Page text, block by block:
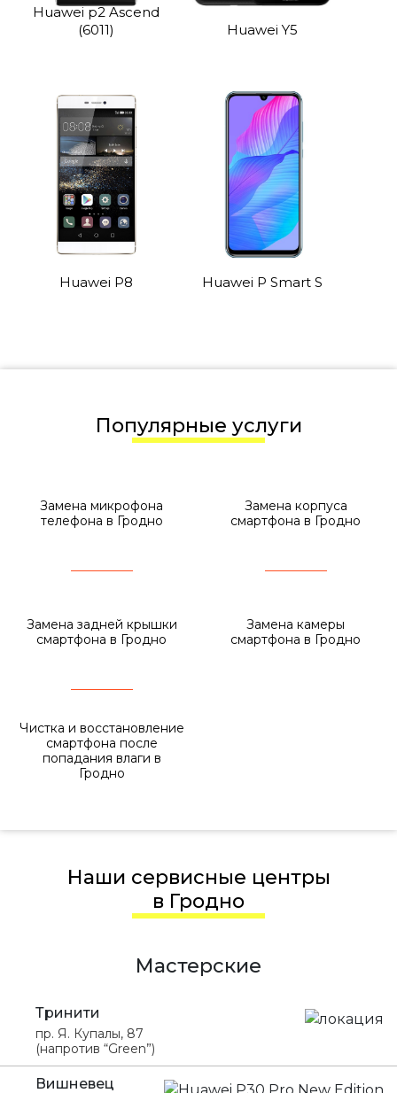
Huawei p2 Ascend
(6011)
Huawei Y5
Huawei P8 Huawei P Smart S
Популярные услуги
Замена микрофона
телефона в Гродно
Замена корпуса
смартфона в Гродно
Замена задней крышки
смартфона в Гродно
Замена камеры
смартфона в Гродно
Чистка и восстановление
смартфона после
попадания влаги в
Гродно
Наши сервисные центры
в Гродно
Мастерские
Тринити
пр. Я. Купалы, 87
(напротив “Green”)
Вишневец